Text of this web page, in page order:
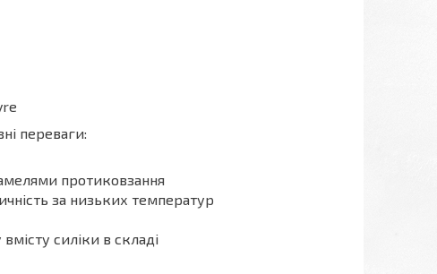
переваги:
протиковзання
за низьких температур
силіки в складі